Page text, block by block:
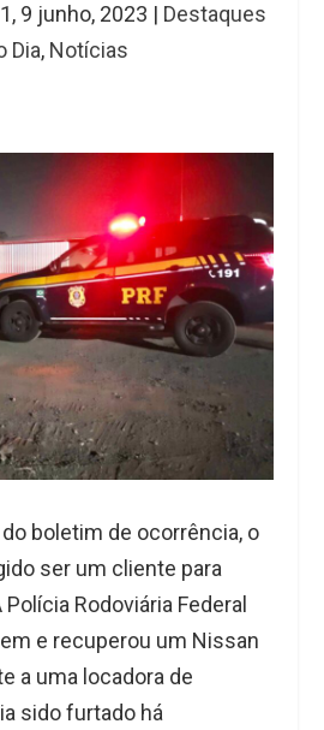
9 junho, 2023 | Destaques
Dia, Notícias
boletim de ocorrência, o
ser um cliente para
Rodoviária Federal
e recuperou um Nissan
a uma locadora de
sido furtado há